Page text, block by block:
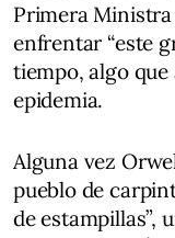
Primera Ministra
enfrentar “este
tiempo, algo
epidemia.
Alguna vez
pueblo de
de estampillas”,